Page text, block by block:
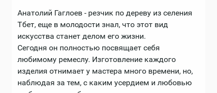
Анатолий Гаглоев - резчик по дереву из селения
Тбет, еще в молодости знал, что этот вид
искусства станет делом его жизни.
Сегодня он полностью посвящает себя
любимому ремеслу. Изготовление каждого
изделия отнимает у мастера много времени, но,
наблюдая за тем, с каким усердием и любовью